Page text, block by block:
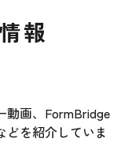
報
動画、FormBridge
どを紹介していま